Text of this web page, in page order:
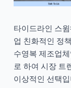
타이드라인 스
업 친화적인 정
수영복 제조업
로 하여 시장 트
이상적인 선택